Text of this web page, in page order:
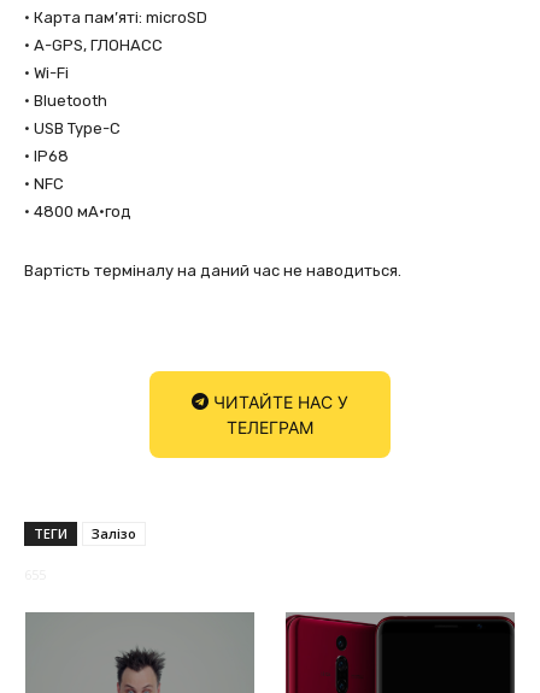
• Карта пам’яті: microSD
• A-GPS, ГЛОНАСС
• Wi-Fi
• Bluetooth
• USB Type-C
• IP68
• NFC
• 4800 мА·год
Вартість терміналу на даний час не наводиться.
ЧИТАЙТЕ НАС У
ТЕЛЕГРАМ
ТЕГИ Залізо